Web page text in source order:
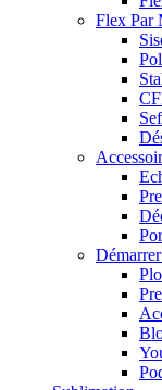
Flex Par
Sef